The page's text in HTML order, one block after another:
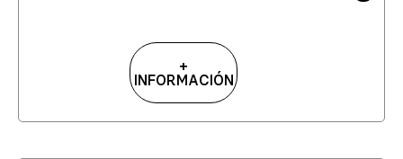
+
INFORMACIÓN